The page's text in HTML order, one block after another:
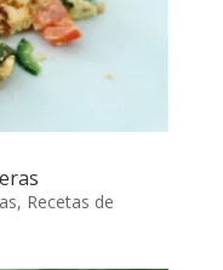
, Recetas de